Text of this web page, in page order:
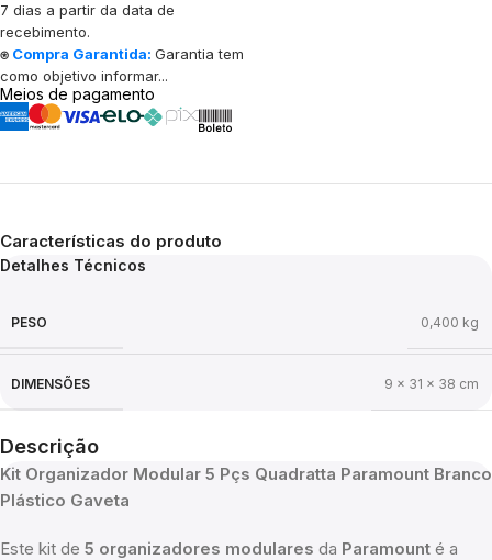
7 dias a partir da data de
recebimento.
⍟ Compra Garantida: Garantia tem
como objetivo informar...
Meios de pagamento
Características do produto
Detalhes Técnicos
PESO 0,400 kg
DIMENSÕES 9 × 31 × 38 cm
Descrição
Kit Organizador Modular 5 Pçs Quadratta Paramount Branco
Plástico Gaveta
Este kit de 5 organizadores modulares da Paramount é a